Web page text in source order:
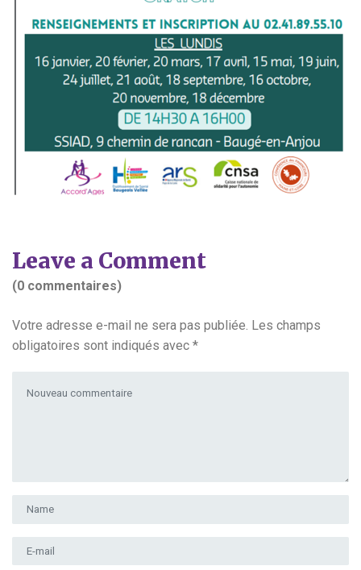
Leave a Comment
(0 commentaires)
Votre adresse e-mail ne sera pas publiée. Les champs
obligatoires sont indiqués avec *
Prénom et nom
Adresse e-mail